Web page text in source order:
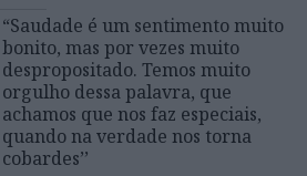
“Saudade é um sentimento muito
bonito, mas por vezes muito
despropositado. Temos muito
orgulho dessa palavra, que
achamos que nos faz especiais,
quando na verdade nos torna
cobardes’’